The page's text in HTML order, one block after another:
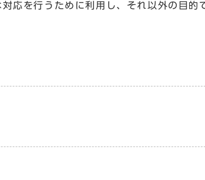
応を行うために利用し、それ以外の目的